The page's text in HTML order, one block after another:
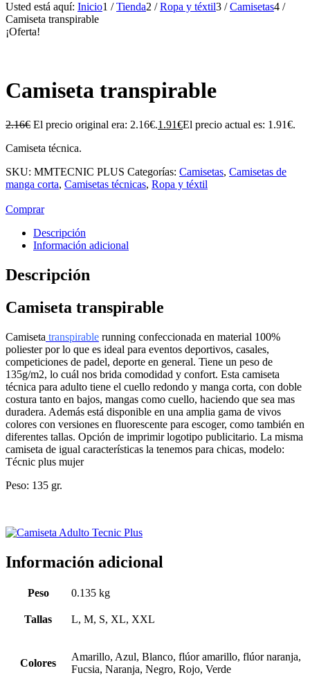
Usted está aquí: Inicio1 / Tienda2 / Ropa y téxtil3 / Camisetas4 /
Camiseta transpirable
¡Oferta!
Camiseta transpirable
2.16€ El precio original era: 2.16€.1.91€El precio actual es: 1.91€.
Camiseta técnica.
SKU: MMTECNIC PLUS Categorías: Camisetas, Camisetas de
manga corta, Camisetas técnicas, Ropa y téxtil
Comprar
Descripción
Información adicional
Descripción
Camiseta transpirable
Camiseta transpirable running confeccionada en material 100%
poliester por lo que es ideal para eventos deportivos, casales,
competiciones de padel, deporte en general. Tiene un peso de
135g/m2, lo cuál nos brida comodidad y confort. Esta camiseta
técnica para adulto tiene el cuello redondo y manga corta, con doble
costura tanto en bajos, mangas como cuello, haciendo que sea mas
duradera. Además está disponible en una amplia gama de vivos
colores con versiones en fluorescente para escoger, como también en
diferentes tallas. Opción de imprimir logotipo publicitario. La misma
camiseta de igual características la tenemos para chicas, modelo:
Técnic plus mujer
Peso: 135 gr.
Información adicional
Peso 0.135 kg
Tallas L, M, S, XL, XXL
Colores
Amarillo, Azul, Blanco, flúor amarillo, flúor naranja,
Fucsia, Naranja, Negro, Rojo, Verde